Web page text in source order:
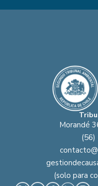
Morandé
(56)
(solo para